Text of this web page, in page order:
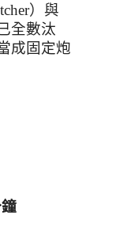
）與
全數汰
成固定炮